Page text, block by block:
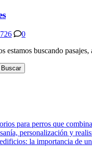
0
estamos buscando
para perros que
personalización y
la importancia de